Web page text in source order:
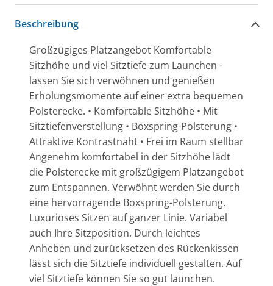
Beschreibung
Großzügiges Platzangebot Komfortable
Sitzhöhe und viel Sitztiefe zum Launchen -
lassen Sie sich verwöhnen und genießen
Erholungsmomente auf einer extra bequemen
Polsterecke. • Komfortable Sitzhöhe • Mit
Sitztiefenverstellung • Boxspring-Polsterung •
Attraktive Kontrastnaht • Frei im Raum stellbar
Angenehm komfortabel in der Sitzhöhe lädt
die Polsterecke mit großzügigem Platzangebot
zum Entspannen. Verwöhnt werden Sie durch
eine hervorragende Boxspring-Polsterung.
Luxuriöses Sitzen auf ganzer Linie. Variabel
auch Ihre Sitzposition. Durch leichtes
Anheben und zurücksetzen des Rückenkissen
lässt sich die Sitztiefe individuell gestalten. Auf
viel Sitztiefe können Sie so gut launchen.